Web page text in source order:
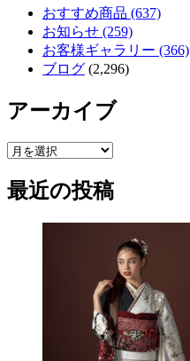
おすすめ商品 (637)
お知らせ (259)
お客様ギャラリー (366)
ブログ (2,296)
アーカイブ
ア
カ
イ
最近の投稿